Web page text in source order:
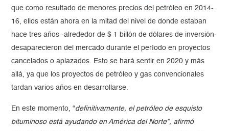
que como resultado de menores precios del petróleo en 2014-
16, ellos están ahora en la mitad del nivel de donde estaban
hace tres años -alrededor de $ 1 billón de dólares de inversión-
desaparecieron del mercado durante el período en proyectos
cancelados o aplazados. Esto se hará sentir en 2020 y más
allá, ya que los proyectos de petróleo y gas convencionales
tardan varios años en desarrollarse.
En este momento, “definitivamente, el petróleo de esquisto
bituminoso está ayudando en América del Norte”, afirmó